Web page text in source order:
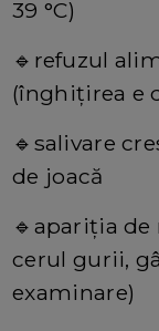
39 °C)
🔹 refuzul
(înghiţirea e
🔹 salivare
de joacă
🔹 apariţia de
cerul gurii,
examinare)